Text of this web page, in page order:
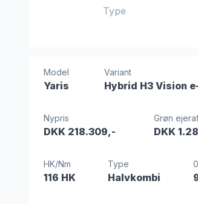
Type
Model
Yaris
Variant
Hybrid H3 Vision
Nypris
DKK 218.309,-
Grøn
DKK
HK/Nm
116 HK
Type
Halvkombi